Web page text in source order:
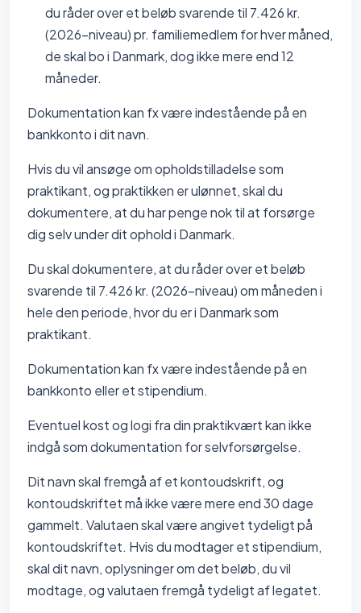
du råder over et beløb svarende til 7.426 kr.
(2026-niveau) pr. familiemedlem for hver måned,
de skal bo i Danmark, dog ikke mere end 12
måneder.
Dokumentation kan fx være indestående på en
bankkonto i dit navn.
Hvis du vil ansøge om opholdstilladelse som
praktikant, og praktikken er ulønnet, skal du
dokumentere, at du har penge nok til at forsørge
dig selv under dit ophold i Danmark.
Du skal dokumentere, at du råder over et beløb
svarende til 7.426 kr. (2026-niveau) om måneden i
hele den periode, hvor du er i Danmark som
praktikant.
Dokumentation kan fx være indestående på en
bankkonto eller et stipendium.
Eventuel kost og logi fra din praktikvært kan ikke
indgå som dokumentation for selvforsørgelse.
Dit navn skal fremgå af et kontoudskrift, og
kontoudskriftet må ikke være mere end 30 dage
gammelt. Valutaen skal være angivet tydeligt på
kontoudskriftet. Hvis du modtager et stipendium,
skal dit navn, oplysninger om det beløb, du vil
modtage, og valutaen fremgå tydeligt af legatet.